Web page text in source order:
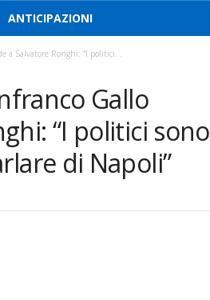
ANTICIPAZIONI
a Salvatore Ronghi: “I politici...
Gallo
“I politici sono
di Napoli”